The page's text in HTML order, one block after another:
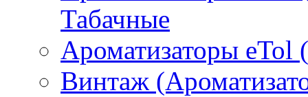
Табачные
Ароматизаторы eTol
Винтаж